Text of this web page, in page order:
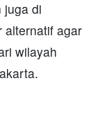
juga di
alternatif agar
wilayah